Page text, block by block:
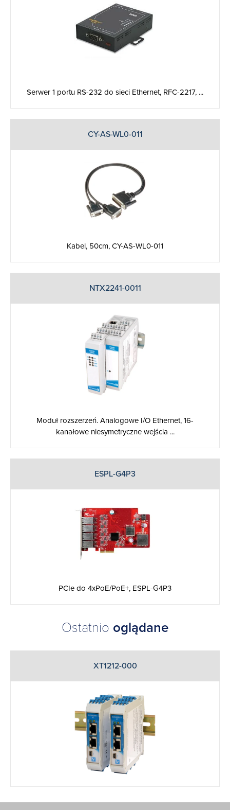
Serwer 1 portu RS-232 do sieci Ethernet, RFC-2217, ...
CY-AS-WL0-011
Kabel, 50cm, CY-AS-WL0-011
NTX2241-0011
Moduł rozszerzeń. Analogowe I/O Ethernet, 16-
kanałowe niesymetryczne wejścia ...
ESPL-G4P3
PCIe do 4xPoE/PoE+, ESPL-G4P3
Ostatnio oglądane
XT1212-000